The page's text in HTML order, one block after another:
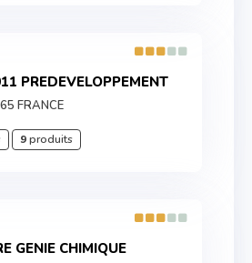
PREDEVELOPPEMENT
FRANCE
9produits
GENIE CHIMIQUE